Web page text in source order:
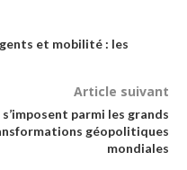
et mobilité : les
Article suivant
parmi les grands
géopolitiques
mondiales